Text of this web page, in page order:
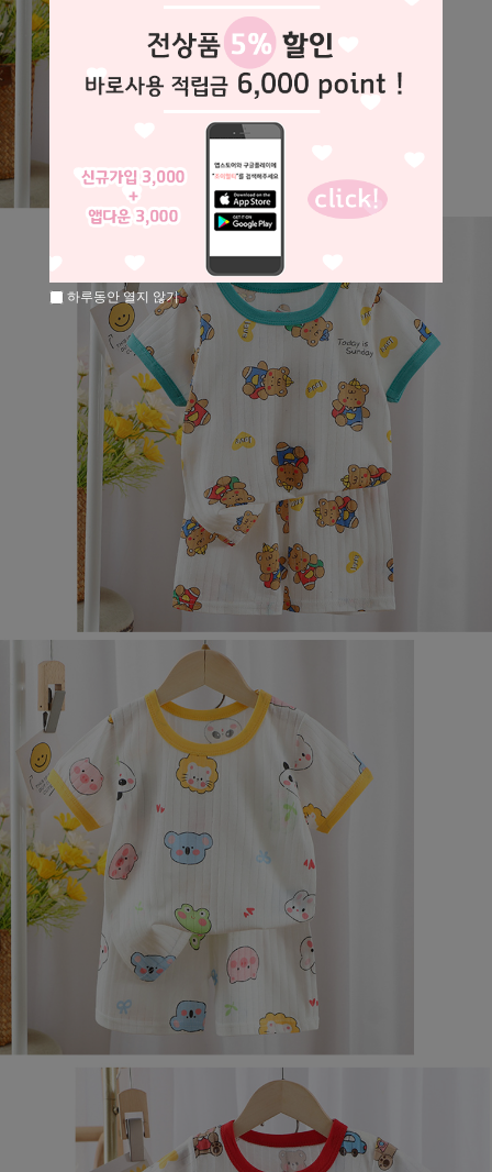
하루동안 열지 않기